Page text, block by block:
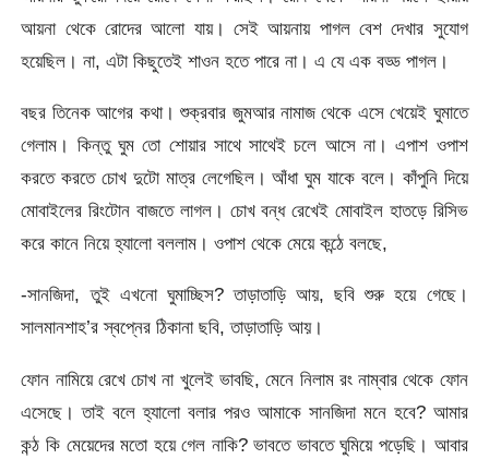
আয়না থেকে রোদের আলো যায়। সেই আয়নায় পাগল বেশ দেখার সুযোগ
হয়েছিল। না, এটা কিছুতেই শাওন হতে পারে না। এ যে এক বড্ড পাগল।
বছর তিনেক আগের কথা। শুক্রবার জুমআর নামাজ থেকে এসে খেয়েই ঘুমাতে
গেলাম। কিন্তু ঘুম তো শোয়ার সাথে সাথেই চলে আসে না। এপাশ ওপাশ
করতে করতে চোখ দুটো মাত্র লেগেছিল। আঁধা ঘুম যাকে বলে। কাঁপুনি দিয়ে
মোবাইলের রিংটোন বাজতে লাগল। চোখ বন্ধ রেখেই মোবাইল হাতড়ে রিসিভ
করে কানে নিয়ে হ্যালো বললাম। ওপাশ থেকে মেয়ে কন্ঠে বলছে,
-সানজিদা, তুই এখনো ঘুমাচ্ছিস? তাড়াতাড়ি আয়, ছবি শুরু হয়ে গেছে।
সালমানশাহ’র স্বপ্নের ঠিকানা ছবি, তাড়াতাড়ি আয়।
ফোন নামিয়ে রেখে চোখ না খুলেই ভাবছি, মেনে নিলাম রং নাম্বার থেকে ফোন
এসেছে। তাই বলে হ্যালো বলার পরও আমাকে সানজিদা মনে হবে? আমার
কন্ঠ কি মেয়েদের মতো হয়ে গেল নাকি? ভাবতে ভাবতে ঘুমিয়ে পড়েছি। আবার